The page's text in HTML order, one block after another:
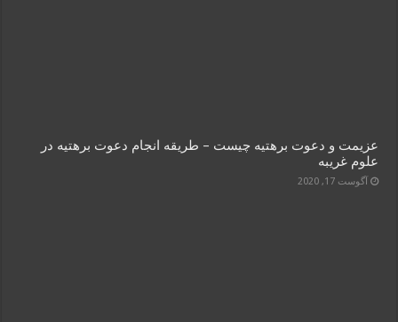
عزیمت و دعوت برهتیه چیست – طریقه انجام دعوت برهتیه در
علوم غریبه
آگوست 17, 2020